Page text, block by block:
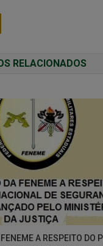
RELACIONADOS
A RESPEITO DO